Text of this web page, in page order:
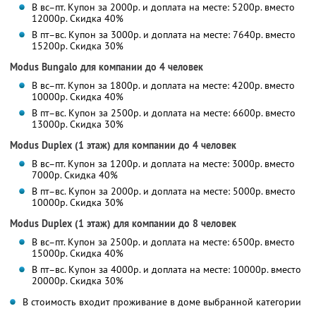
В вс–пт. Купон за 2000р. и доплата на месте: 5200р. вместо
12000р.Скидка 40%
В пт–вс. Купон за 3000р. и доплата на месте: 7640р. вместо
15200р.Скидка 30%
Modus Bungalo для компании до 4 человек
В вс–пт. Купон за 1800р. и доплата на месте: 4200р. вместо
10000р.Скидка 40%
В пт–вс. Купон за 2500р. и доплата на месте: 6600р. вместо
13000р.Скидка 30%
Modus Duplex (1 этаж) для компании до 4 человек
В вс–пт. Купон за 1200р. и доплата на месте: 3000р. вместо
7000р.Скидка 40%
В пт–вс. Купон за 2000р. и доплата на месте: 5000р. вместо
10000р.Скидка 30%
Modus Duplex (1 этаж) для компании до 8 человек
В вс–пт. Купон за 2500р. и доплата на месте: 6500р. вместо
15000р.Скидка 40%
В пт–вс. Купон за 4000р. и доплата на месте: 10000р. вместо
20000р.Скидка 30%
В стоимость входит проживание в доме выбранной категории